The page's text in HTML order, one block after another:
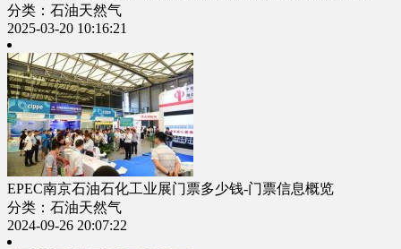
分类：石油天然气
2025-03-20 10:16:21
EPEC南京石油石化工业展门票多少钱-门票信息概览
分类：石油天然气
2024-09-26 20:07:22